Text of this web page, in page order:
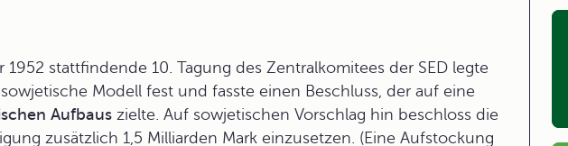
1952 stattfindende 10. Tagung des Zentralkomitees der SED legte
Modell fest und fasste einen Beschluss, der auf eine
Aufbaus zielte. Auf sowjetischen Vorschlag hin beschloss die
zusätzlich 1,5 Milliarden Mark einzusetzen. (Eine Aufstockung